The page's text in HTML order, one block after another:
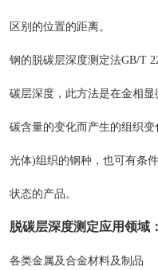
区别的位置的距离。
钢的脱碳层深度测定法GB/T
碳层深度，此方法是在金相
碳含量的变化而产生的组织
光体)组织的钢种，也可有条
状态的产品。
脱碳层深度测定应用领域 ：
各类金属及合金材料及制品